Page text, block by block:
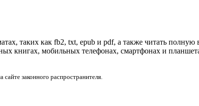
таких как fb2, txt, epub и pdf, а также читать полную
книгах, мобильных телефонах, смартфонах и
законного распространителя.